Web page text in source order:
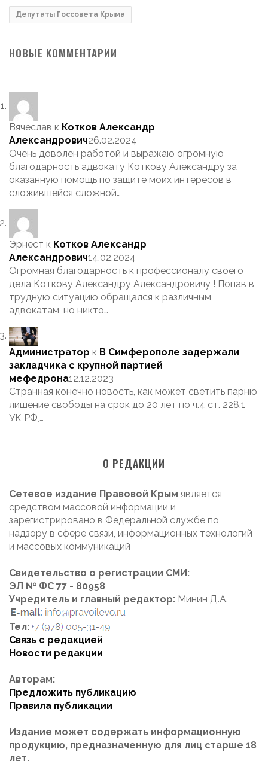
Депутаты Госсовета Крыма
НОВЫЕ КОММЕНТАРИИ
Вячеслав к Котков Александр
Александрович26.02.2024
Очень доволен работой и выражаю огромную
благодарность адвокату Коткову Александру за
оказанную помощь по защите моих интересов в
сложившейся сложной…
Эрнест к Котков Александр
Александрович14.02.2024
Огромная благодарность к профессионалу своего
дела Коткову Александру Александровичу ! Попав в
трудную ситуацию обращался к различным
адвокатам, но никто…
Администратор к В Симферополе задержали
закладчика с крупной партией
мефедрона12.12.2023
Странная конечно новость, как может светить парню
лишение свободы на срок до 20 лет по ч.4 ст. 228.1
УК РФ,…
О РЕДАКЦИИ
Сетевое издание Правовой Крым является
средством массовой информации и
зарегистрировано в Федеральной службе по
надзору в сфере связи, информационных технологий
и массовых коммуникаций
Свидетельство о регистрации СМИ:
ЭЛ № ФС 77 - 80958
Учредитель и главный редактор: Минин Д.А.
Тел:
Связь с редакцией
Новости редакции
Авторам:
Предложить публикацию
Правила публикации
Издание может содержать информационную
продукцию, предназначенную для лиц старше 18
лет.